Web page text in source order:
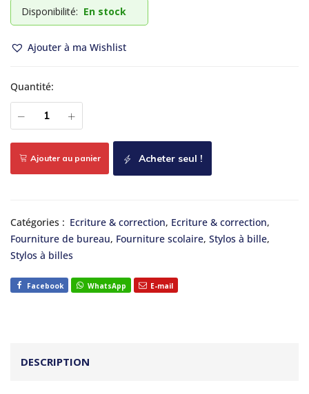
Disponibilité: En stock
Ajouter à ma Wishlist
Quantité:
Acheter seul !
Ajouter au panier
Catégories : Ecriture & correction, Ecriture & correction,
Fourniture de bureau, Fourniture scolaire, Stylos à bille,
Stylos à billes
Facebook WhatsApp E-mail
DESCRIPTION